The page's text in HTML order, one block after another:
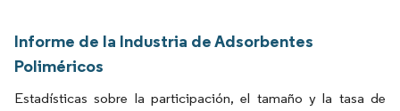
Informe de la Industria de Adsorbentes
Poliméricos
Estadísticas sobre la participación, el tamaño y la tasa de